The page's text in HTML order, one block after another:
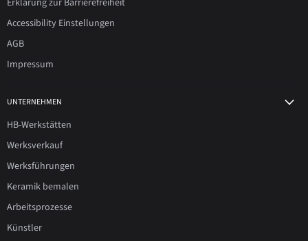
Erklärung zur Barrierefreiheit
Accessibility Einstellungen
AGB
Impressum
UNTERNEHMEN
HB-Werkstätten
Werksverkauf
Werksführungen
Keramik bemalen
Arbeitsprozesse
Künstler